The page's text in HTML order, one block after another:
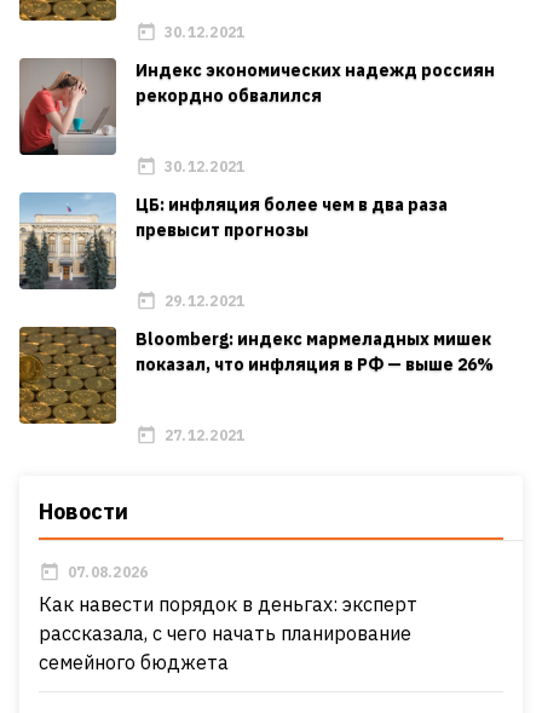
30.12.2021
Индекс экономических надежд россиян
рекордно обвалился
30.12.2021
ЦБ: инфляция более чем в два раза
превысит прогнозы
29.12.2021
Bloomberg: индекс мармеладных мишек
показал, что инфляция в РФ — выше 26%
27.12.2021
Новости
07.08.2026
Как навести порядок в деньгах: эксперт
рассказала, с чего начать планирование
семейного бюджета